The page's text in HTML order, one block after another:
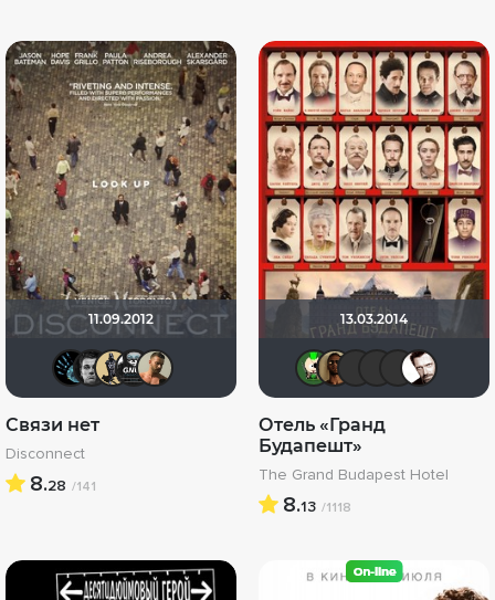
11.09.2012
BeenThereDoneThat
arseniy4
Связи нет
Disconnect
8.28 /141
13.03.2014
ХромЪ
Отель «Гранд
Будапешт»
The Grand Budapest Hotel
8.13 /1118